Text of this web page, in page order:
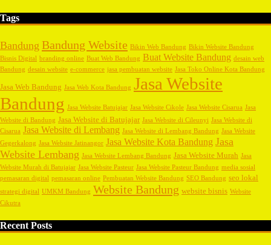
Tags
Bandung Bandung Website Bikin Web Bandung Bikin Website Bandung
Bisnis Digital branding online Buat Web Bandung Buat Website Bandung desain web
Bandung desain website e-commerce jasa pembuatan website Jasa Toko Online Kota Bandung
Jasa Web Bandung Jasa Web Kota Bandung Jasa Website
Bandung Jasa Website Batujajar Jasa Website Cikole Jasa Website Cisarua Jasa
Website di Bandung Jasa Website di Batujajar Jasa Website di Cileunyi Jasa Website di
Cisarua Jasa Website di Lembang Jasa Website di Lembang Bandung Jasa Website
Gegerkalong Jasa Website Jatinangor Jasa Website Kota Bandung Jasa
Website Lembang Jasa Website Lembang Bandung Jasa Website Murah Jasa
Website Murah di Batujajar Jasa Website Pasteur Jasa Website Pasteur Bandung media sosial
pemasaran digital pemasaran online Pembuatan Website Bandung SEO Bandung seo lokal
strategi digital UMKM Bandung Website Bandung website bisnis Website
Cikutra
Recent Posts